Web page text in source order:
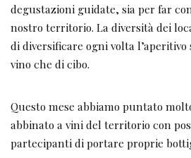
degustazioni guidate, sia per far
nostro territorio. La diversità dei
di diversificare ogni volta
vino che di cibo.
Questo mese abbiamo puntato
abbinato a vini del territorio con
partecipanti di portare proprie